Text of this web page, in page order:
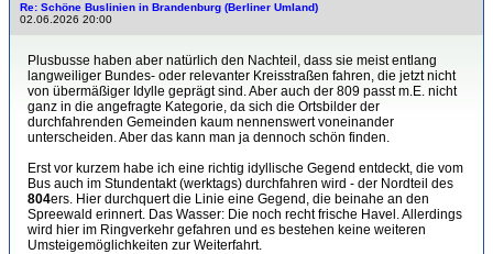
Re: Schöne Buslinien in Brandenburg (Berliner Umland)
02.06.2026 20:00
Plusbusse haben aber natürlich den Nachteil, dass sie meist entlang
langweiliger Bundes- oder relevanter Kreisstraßen fahren, die jetzt nicht
von übermäßiger Idylle geprägt sind. Aber auch der 809 passt m.E. nicht
ganz in die angefragte Kategorie, da sich die Ortsbilder der
durchfahrenden Gemeinden kaum nennenswert voneinander
unterscheiden. Aber das kann man ja dennoch schön finden.
Erst vor kurzem habe ich eine richtig idyllische Gegend entdeckt, die vom
Bus auch im Stundentakt (werktags) durchfahren wird - der Nordteil des
804ers. Hier durchquert die Linie eine Gegend, die beinahe an den
Spreewald erinnert. Das Wasser: Die noch recht frische Havel. Allerdings
wird hier im Ringverkehr gefahren und es bestehen keine weiteren
Umsteigemöglichkeiten zur Weiterfahrt.